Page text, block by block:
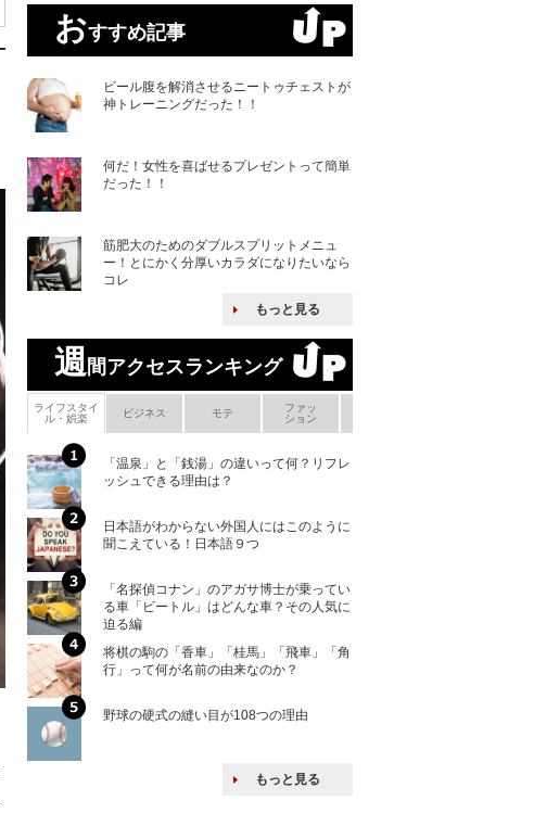
おすすめ記事
ビール腹を解消させるニートゥチェストが
神トレーニングだった！！
何だ！女性を喜ばせるプレゼントって簡単
だった！！
筋肥大のためのダブルスプリットメニュ
ー！とにかく分厚いカラダになりたいなら
コレ
もっと見る
週間アクセスランキング
ライフスタイ
ル・娯楽
ビジネス モテ
ファッ
ション
「温泉」と「銭湯」の違いって何？リフレ
ッシュできる理由は？
日本語がわからない外国人にはこのように
聞こえている！日本語９つ
「名探偵コナン」のアガサ博士が乗ってい
る車「ビートル」はどんな車？その人気に
迫る編
将棋の駒の「香車」「桂馬」「飛車」「角
行」って何が名前の由来なのか？
野球の硬式の縫い目が108つの理由
もっと見る